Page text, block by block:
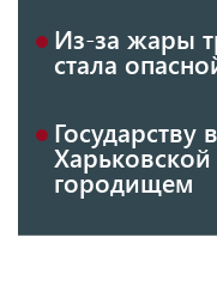
Из-за жары
стала
городищем